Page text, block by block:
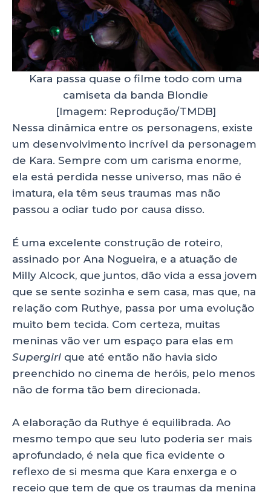
Kara passa quase o filme todo com uma
camiseta da banda Blondie
[Imagem: Reprodução/TMDB]
Nessa dinâmica entre os personagens, existe
um desenvolvimento incrível da personagem
de Kara. Sempre com um carisma enorme,
ela está perdida nesse universo, mas não é
imatura, ela têm seus traumas mas não
passou a odiar tudo por causa disso.
É uma excelente construção de roteiro,
assinado por Ana Nogueira, e a atuação de
Milly Alcock, que juntos, dão vida a essa jovem
que se sente sozinha e sem casa, mas que, na
relação com Ruthye, passa por uma evolução
muito bem tecida. Com certeza, muitas
meninas vão ver um espaço para elas em
Supergirl que até então não havia sido
preenchido no cinema de heróis, pelo menos
não de forma tão bem direcionada.
A elaboração da Ruthye é equilibrada. Ao
mesmo tempo que seu luto poderia ser mais
aprofundado, é nela que fica evidente o
reflexo de si mesma que Kara enxerga e o
receio que tem de que os traumas da menina